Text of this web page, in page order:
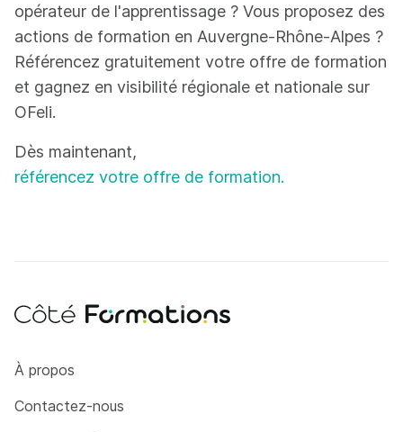
opérateur de l'apprentissage ? Vous proposez des
actions de formation en Auvergne-Rhône-Alpes ?
Référencez gratuitement votre offre de formation
et gagnez en visibilité régionale et nationale sur
OFeli.
Dès maintenant,
référencez votre offre de formation.
Côté Formations
À propos
Contactez-nous